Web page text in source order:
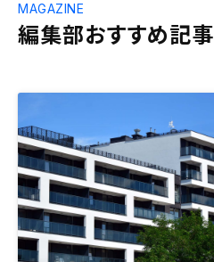
編集部おすすめ記事
MAGAZINE